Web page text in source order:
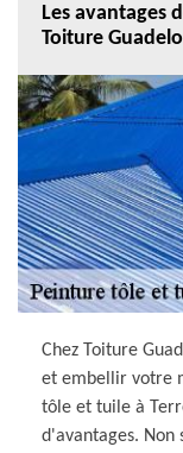
Les avantages
Toiture
Chez Toiture
et embellir votre
tôle et tuile à
d'avantages. Non